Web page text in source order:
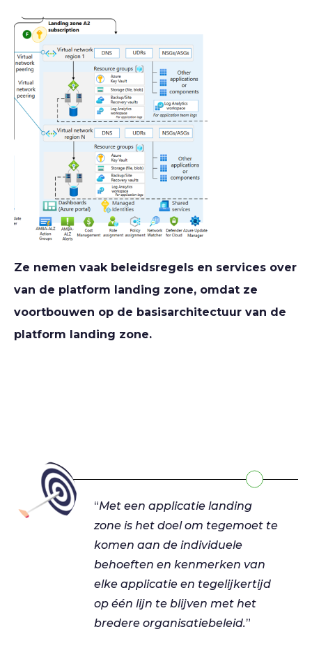
Ze nemen vaak beleidsregels en services over
van de platform landing zone, omdat ze
voortbouwen op de basisarchitectuur van de
platform landing zone.
“Met een applicatie landing
zone is het doel om tegemoet te
komen aan de individuele
behoeften en kenmerken van
elke applicatie en tegelijkertijd
op één lijn te blijven met het
bredere organisatiebeleid.”